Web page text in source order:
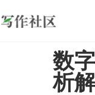
开源
团
数
析